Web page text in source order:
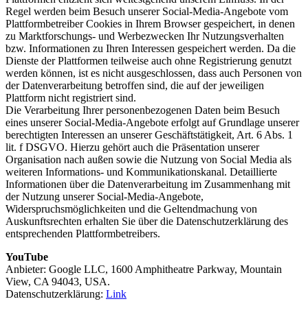
Regel werden beim Besuch unserer Social-Media-Angebote vom
Plattformbetreiber Cookies in Ihrem Browser gespeichert, in denen
zu Marktforschungs- und Werbezwecken Ihr Nutzungsverhalten
bzw. Informationen zu Ihren Interessen gespeichert werden. Da die
Dienste der Plattformen teilweise auch ohne Registrierung genutzt
werden können, ist es nicht ausgeschlossen, dass auch Personen von
der Datenverarbeitung betroffen sind, die auf der jeweiligen
Plattform nicht registriert sind.
Die Verarbeitung Ihrer personenbezogenen Daten beim Besuch
eines unserer Social-Media-Angebote erfolgt auf Grundlage unserer
berechtigten Interessen an unserer Geschäftstätigkeit, Art. 6 Abs. 1
lit. f DSGVO. Hierzu gehört auch die Präsentation unserer
Organisation nach außen sowie die Nutzung von Social Media als
weiteren Informations- und Kommunikationskanal. Detaillierte
Informationen über die Datenverarbeitung im Zusammenhang mit
der Nutzung unserer Social-Media-Angebote,
Widerspruchsmöglichkeiten und die Geltendmachung von
Auskunftsrechten erhalten Sie über die Datenschutzerklärung des
entsprechenden Plattformbetreibers.
YouTube
Anbieter: Google LLC, 1600 Amphitheatre Parkway, Mountain
View, CA 94043, USA.
Datenschutzerklärung: Link